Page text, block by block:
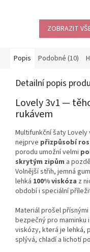
ZOBRAZIT
Popis Podobné (10)
Detailní popis
Lovely 3v1 —
rukávem
Multifunkční šaty
nejprve přizpůsobí
porodu umožní velmi
skrytým zipům a
Volnější střih, jemná
lehká 100% viskóza z
období i speciální
Materiál prošel
bezpečný pro maminku
viskózy, která je lehká,
splývá, chladí a lichotí